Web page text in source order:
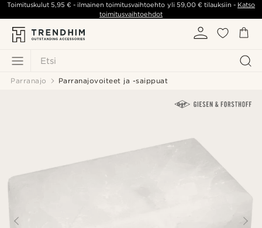
Etsi
Toimituskulut5,95 € - ilmainen toimitusvaihtoehto yli 59,00 €tilauksiin - Katso
toimitusvaihtoehdot
Parranajo Parranajovoiteet ja -saippuat